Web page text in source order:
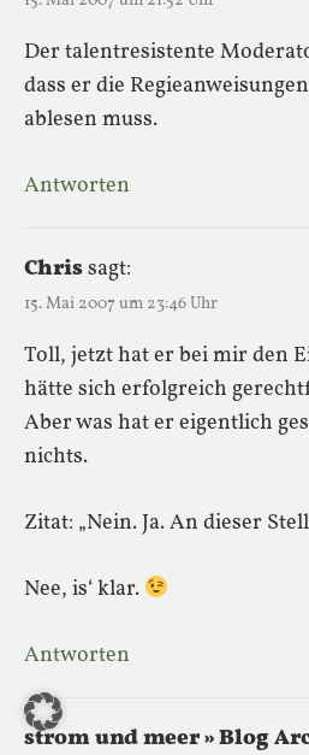
Der talentresistente
dass er die
ablesen muss.
Antworten
Chrissagt:
15. Mai 2007 um 23:46 Uhr
Toll, jetzt hat er bei mir den
hätte sich erfolgreich
Aber was hat er eigentlich
nichts.
Zitat: „Nein. Ja. An dieser
Nee, is‘ klar.
Antworten
strom und meer » Blog